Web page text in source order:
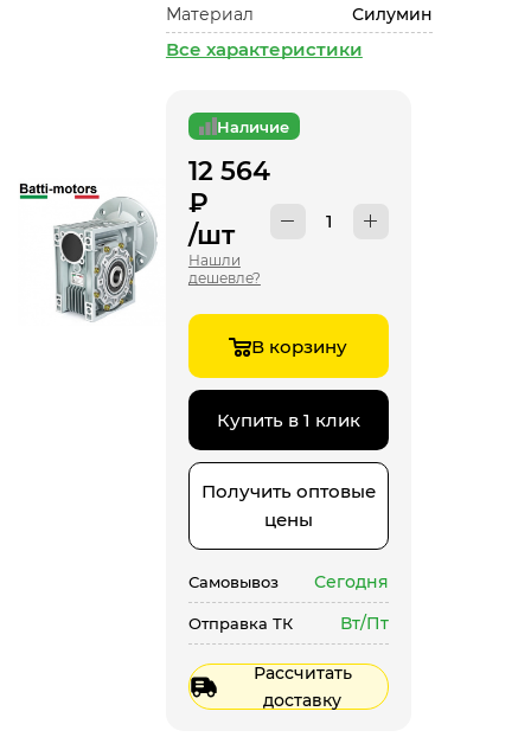
Материал
Силумин
Все характеристики
Наличие
12 564
₽
/шт
Нашли
дешевле?
В корзину
Купить в 1 клик
Получить оптовые
цены
Самовывоз Сегодня
Отправка ТК Вт/Пт
Рассчитать
доставку